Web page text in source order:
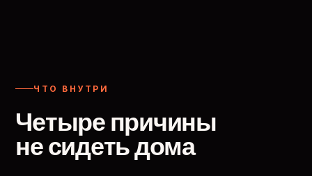
ЧТО ВНУТРИ
Четыре причины
не сидеть дома